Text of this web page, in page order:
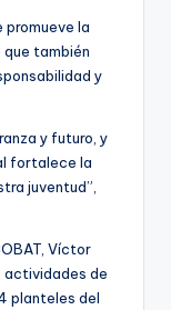
promueve la
también
y
y futuro, y
fortalece la
juventud”,
Víctor
actividades de
planteles del